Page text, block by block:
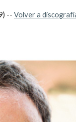
-- Volver a